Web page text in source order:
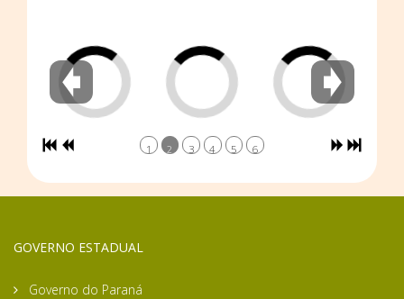
1 2 3 4 5 6
GOVERNO ESTADUAL
Governo do Paraná